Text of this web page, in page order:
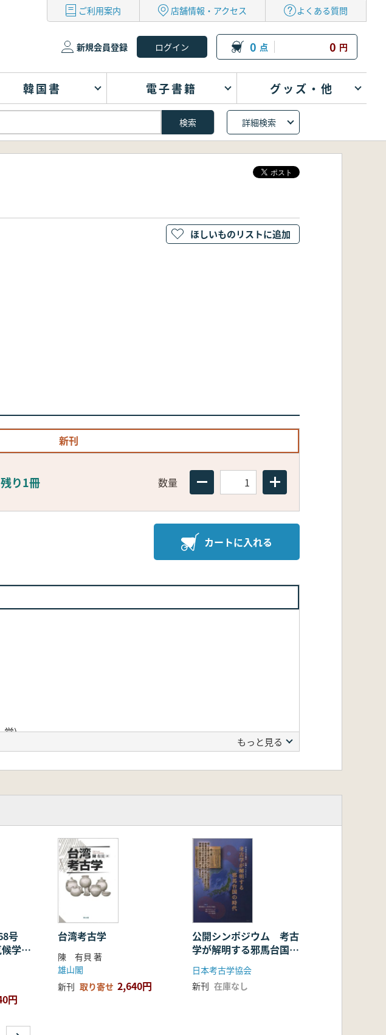
ご利用案内 店舗情報・アクセス よくある質問
新規会員登録 0 点 0 円
韓国書 電子書籍 グッズ・他
詳細検索
新刊
残り1冊 数量
カートに入れる
ほしいものリストに追加
覚)
田晋・小郷利幸)
もっと見る
号
学の
円
台湾考古学
陳 有貝 著
雄山閣
新刊 取り寄せ 2,640円
公開シンポジウム 考古
学が解明する邪馬台国の
時代
日本考古学協会
新刊 在庫なし